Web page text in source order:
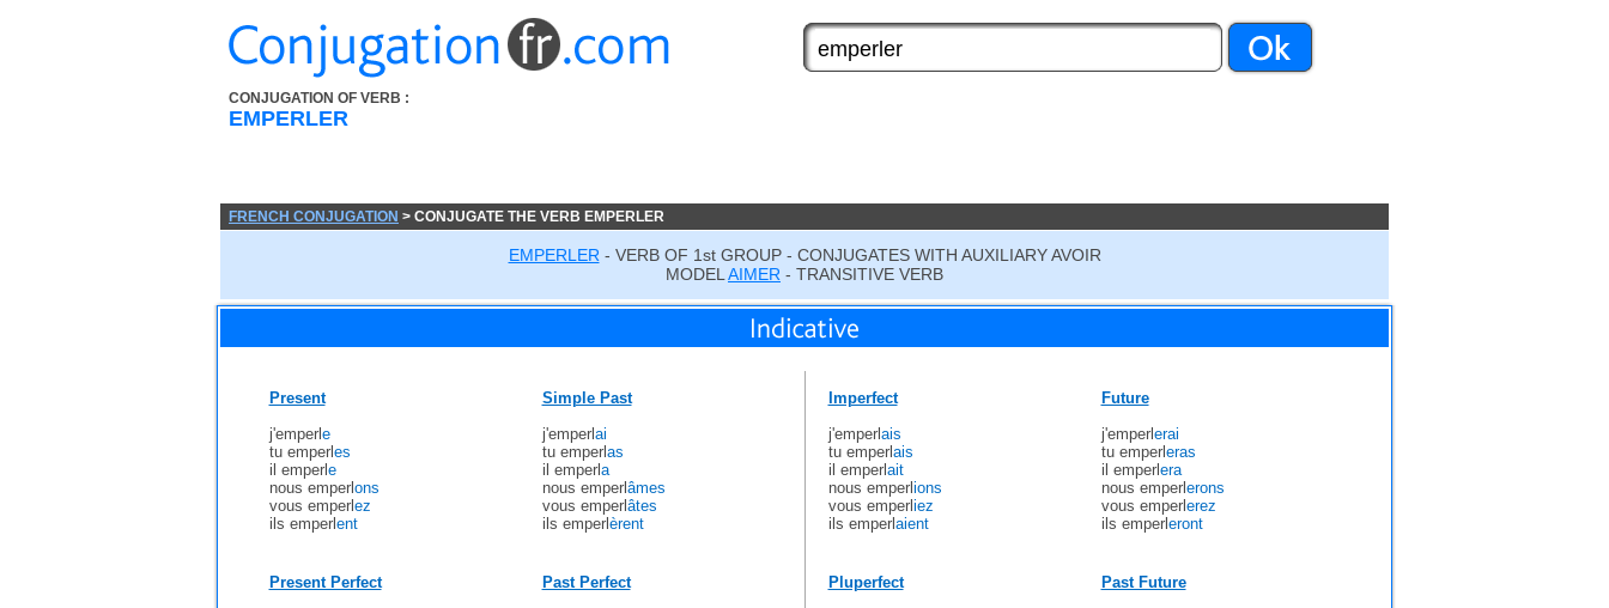
CONJUGATION OF VERB :
EMPERLER
FRENCH CONJUGATION > CONJUGATE THE VERB EMPERLER
EMPERLER - VERB OF 1st GROUP - CONJUGATES WITH AUXILIARY AVOIR
MODEL AIMER - TRANSITIVE VERB
Present
j'emperl e
tu emperl es
il emperl e
nous emperl ons
vous emperl ez
ils emperl ent
Simple Past
j'emperl ai
tu emperl as
il emperl a
nous emperl âmes
vous emperl âtes
ils emperl èrent
Present Perfect
Past Perfect
Imperfect
j'emperl ais
tu emperl ais
il emperl ait
nous emperl ions
vous emperl iez
ils emperl aient
Future
j'emperl erai
tu emperl eras
il emperl era
nous emperl erons
vous emperl erez
ils emperl eront
Pluperfect
Past Future